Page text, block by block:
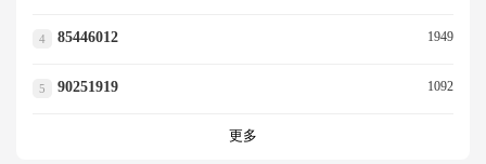
4 85446012 1949
5 90251919 1092
更多